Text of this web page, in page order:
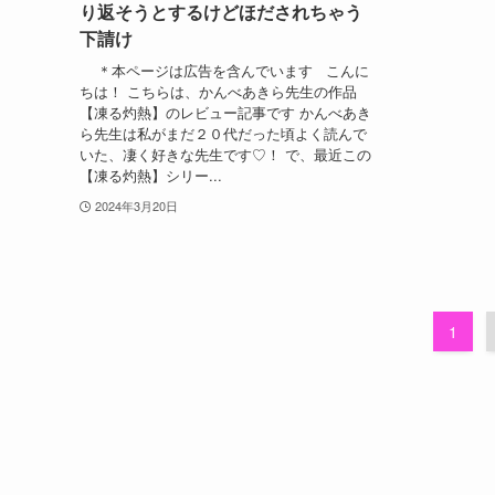
り返そうとするけどほだされちゃう
下請け
＊本ページは広告を含んでいます こんに
ちは！ こちらは、かんべあきら先生の作品
【凍る灼熱】のレビュー記事です かんべあき
ら先生は私がまだ２０代だった頃よく読んで
いた、凄く好きな先生です♡！ で、最近この
【凍る灼熱】シリー...
2024年3月20日
1